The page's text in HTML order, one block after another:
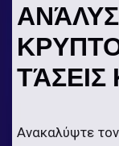
Ανακαλύψτε